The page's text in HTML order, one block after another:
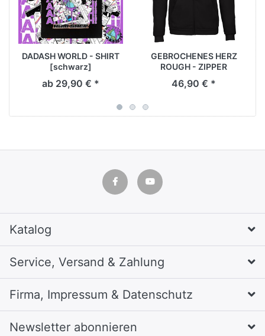
DADASH WORLD - SHIRT
[schwarz]
ab 29,90 € *
GEBROCHENES HERZ
ROUGH - ZIPPER
46,90 € *
Katalog
Service, Versand & Zahlung
Firma, Impressum & Datenschutz
Newsletter abonnieren